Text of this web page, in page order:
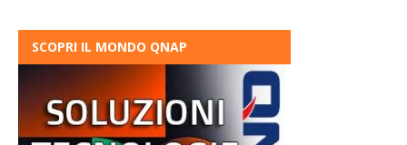
SCOPRI IL MONDO QNAP